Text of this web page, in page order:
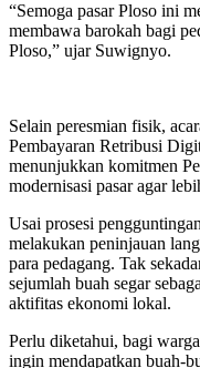
“Semoga pasar Ploso ini
membawa barokah bagi
Ploso,” ujar Suwignyo.
Selain peresmian fisik,
Pembayaran Retribusi
menunjukkan komitmen
modernisasi pasar agar
Usai prosesi
melakukan peninjauan
para pedagang. Tak
sejumlah buah segar
aktifitas ekonomi lokal.
Perlu diketahui, bagi
ingin mendapatkan buah-